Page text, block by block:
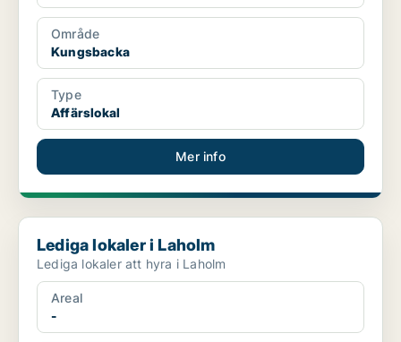
Område
Kungsbacka
Type
Affärslokal
Mer info
Lediga lokaler i Laholm
Lediga lokaler i Laholm
Lediga lokaler att hyra i Laholm
Areal
-